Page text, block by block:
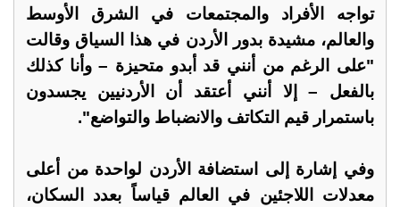
تواجه الأفراد والمجتمعات في الشرق الأوسط
والعالم، مشيدة بدور الأردن في هذا السياق وقالت
"على الرغم من أنني قد أبدو متحيزة – وأنا كذلك
بالفعل – إلا أنني أعتقد أن الأردنيين يجسدون
باستمرار قيم التكاتف والانضباط والتواضع".
وفي إشارة إلى استضافة الأردن لواحدة من أعلى
معدلات اللاجئين في العالم قياساً بعدد السكان،